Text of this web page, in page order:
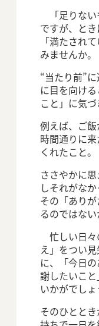
「足りない
ですが、とき
「満たされ
みませんか。
“当たり前”
に目を向け
こと」に気づ
例えば、ご
時間通りに
くれたこと。
ささやかに
しそれがな
その「あり
るのではない
忙しい日々
え」をつい
に、「今日
謝したいこ
いかがでしょ
そのひとと